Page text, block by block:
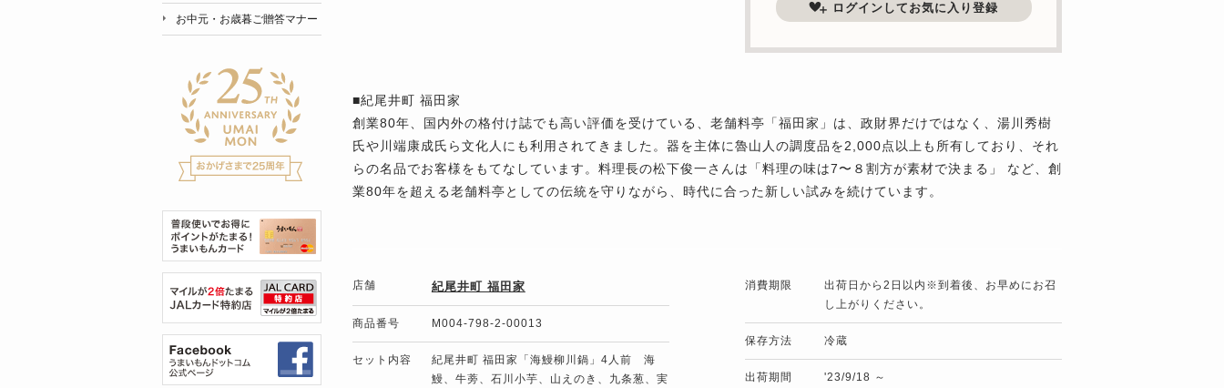
ログインしてお気に入り登録
■紀尾井町 福田家
創業80年、国内外の格付け誌でも高い評価を受けている、老舗料亭「福田家」は、政財界だけではなく、湯川秀樹
氏や川端康成氏ら文化人にも利用されてきました。器を主体に魯山人の調度品を2,000点以上も所有しており、それ
らの名品でお客様をもてなしています。料理長の松下俊一さんは「料理の味は7〜８割方が素材で決まる」 など、創
業80年を超える老舗料亭としての伝統を守りながら、時代に合った新しい試みを続けています。
店舗 紀尾井町 福田家
商品番号 M004-798-2-00013
セット内容
紀尾井町 福田家「海鰻柳川鍋」4人前 海
鰻、牛蒡、石川小芋、山えのき、九条葱、実
消費期限
出荷日から2日以内※到着後、お早めにお召
し上がりください。
保存方法 冷蔵
出荷期間 '23/9/18 ～
お中元・お歳暮ご贈答マナー